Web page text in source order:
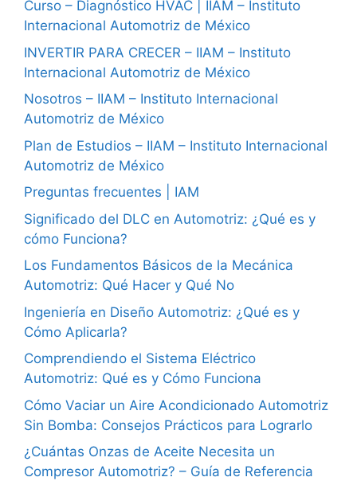
Curso – Diagnóstico HVAC | IIAM – Instituto
Internacional Automotriz de México
INVERTIR PARA CRECER – IIAM – Instituto
Internacional Automotriz de México
Nosotros – IIAM – Instituto Internacional
Automotriz de México
Plan de Estudios – IIAM – Instituto Internacional
Automotriz de México
Preguntas frecuentes | IAM
Significado del DLC en Automotriz: ¿Qué es y
cómo Funciona?
Los Fundamentos Básicos de la Mecánica
Automotriz: Qué Hacer y Qué No
Ingeniería en Diseño Automotriz: ¿Qué es y
Cómo Aplicarla?
Comprendiendo el Sistema Eléctrico
Automotriz: Qué es y Cómo Funciona
Cómo Vaciar un Aire Acondicionado Automotriz
Sin Bomba: Consejos Prácticos para Lograrlo
¿Cuántas Onzas de Aceite Necesita un
Compresor Automotriz? – Guía de Referencia